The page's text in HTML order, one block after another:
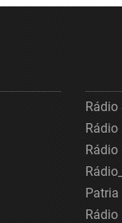
Rádio
Rádio
Rádio
Patria
Rádio